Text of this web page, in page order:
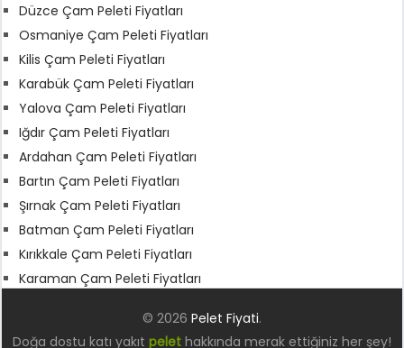
Düzce Çam Peleti Fiyatları
Osmaniye Çam Peleti Fiyatları
Kilis Çam Peleti Fiyatları
Karabük Çam Peleti Fiyatları
Yalova Çam Peleti Fiyatları
Iğdır Çam Peleti Fiyatları
Ardahan Çam Peleti Fiyatları
Bartın Çam Peleti Fiyatları
Şırnak Çam Peleti Fiyatları
Batman Çam Peleti Fiyatları
Kırıkkale Çam Peleti Fiyatları
Karaman Çam Peleti Fiyatları
© 2026 Pelet Fiyati.
Doğa dostu katı yakıt pelethakkında merak ettiğiniz her şey!